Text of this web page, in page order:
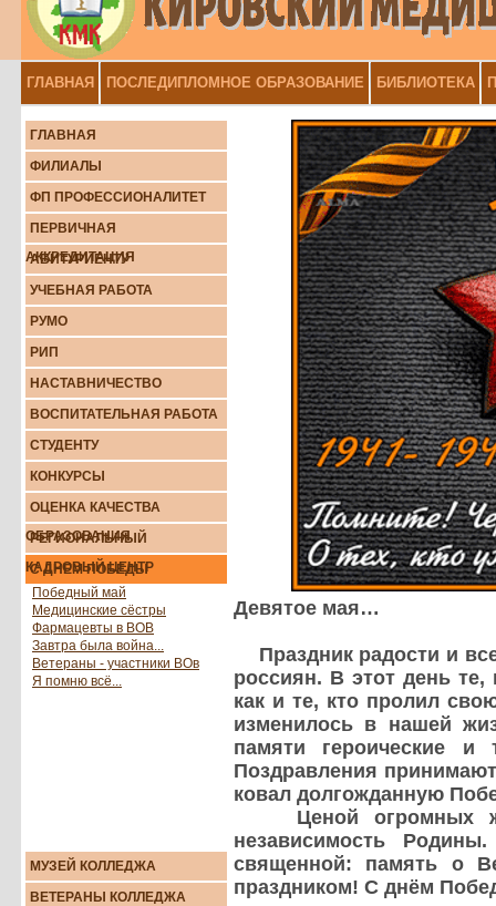
ГЛАВНАЯ ПОСЛЕДИПЛОМНОЕ ОБРАЗОВАНИЕ БИБЛИОТЕКА
ГЛАВНАЯ
ФИЛИАЛЫ
ФП ПРОФЕССИОНАЛИТЕТ
ПЕРВИЧНАЯ
АККРЕДИТАЦИЯ
АБИТУРИЕНТУ
УЧЕБНАЯ РАБОТА
РУМО
РИП
НАСТАВНИЧЕСТВО
ВОСПИТАТЕЛЬНАЯ РАБОТА
СТУДЕНТУ
КОНКУРСЫ
ОЦЕНКА КАЧЕСТВА
ОБРАЗОВАНИЯ
РЕГИОНАЛЬНЫЙ
КАДРОВЫЙ ЦЕНТР
С ДНЕМ ПОБЕДЫ
Победный май
Медицинские сёстры
Фармацевты в ВОВ
Завтра была война...
Ветераны - участники ВОв
Я помню всё...
МУЗЕЙ КОЛЛЕДЖА
ВЕТЕРАНЫ КОЛЛЕДЖА
Девятое мая…
Праздник радости и
россиян. В этот день те,
как и те, кто пролил
изменилось в нашей
памяти героические
Поздравления
ковал долгожданную
Ценой огромных
независимость
священной: память о
праздником! С днём